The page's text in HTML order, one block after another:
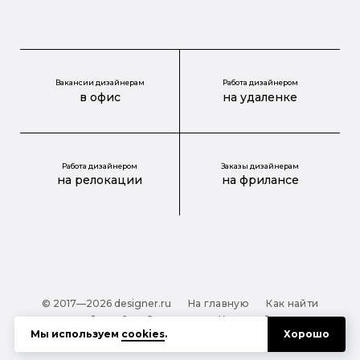
Вакансии дизайнерам
в офис
Работа дизайнером
на удаленке
Работа дизайнером
на релокации
Заказы дизайнерам
на фрилансе
© 2017—2026 designer.ru На главную
Как найти
дизайнера?
О проекте
Карта сайта
Обработка персональных данных
Файлы cookie
Мы используем cookies. Хорошо